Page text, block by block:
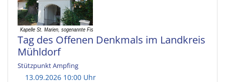
Tag des Offenen Denkmals im Landkreis
Mühldorf
Stützpunkt Ampfing
13.09.2026 10:00 Uhr